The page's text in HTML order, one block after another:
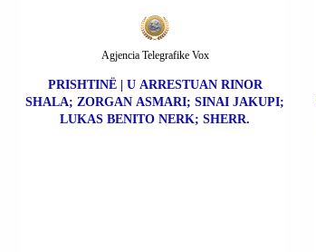
PRISHTINË | U ARRESTUAN RINOR
SHALA; ZORGAN ASMARI; SINAI JAKUPI;
LUKAS BENITO NERK; SHERR.
Agjencia Telegrafike Vox